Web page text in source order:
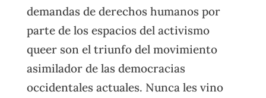
demandas de derechos humanos por
parte de los espacios del activismo
queer son el triunfo del movimiento
asimilador de las democracias
occidentales actuales. Nunca les vino